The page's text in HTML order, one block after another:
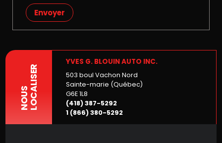
Envoyer
NOUSLOCALISER
YVES G. BLOUIN AUTO INC.
503 boul Vachon Nord
Sainte-marie (Québec)
G6E 1L8
(418) 387-5292
1 (866) 380-5292